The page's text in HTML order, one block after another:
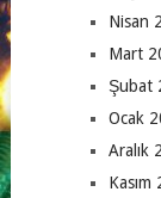
Nisan
Mart
Şubat
Ocak
Aralık
Kasım